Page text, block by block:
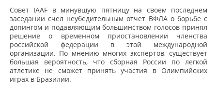
Совет IAAF в минувшую пятницу на своем последнем
заседании счел неубедительным отчет ВФЛА о борьбе с
допингом и подавляющим большинством голосов принял
решение о временном приостановлении членства
российской федерации в этой международной
организации. По мнению многих экспертов, существует
большая вероятность, что сборная России по легкой
атлетике не сможет принять участия в Олимпийских
играх в Бразилии.